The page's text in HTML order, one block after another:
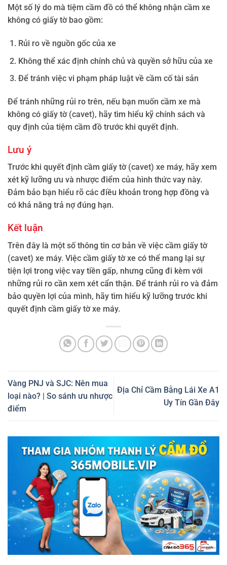
Một số lý do mà tiệm cầm đồ có thể không nhận cầm xe
không có giấy tờ bao gồm:
Rủi ro về nguồn gốc của xe
Không thể xác định chính chủ và quyền sở hữu của xe
Để tránh việc vi phạm pháp luật về cầm cố tài sản
Để tránh những rủi ro trên, nếu bạn muốn cầm xe mà
không có giấy tờ (cavet), hãy tìm hiểu kỹ chính sách và
quy định của tiệm cầm đồ trước khi quyết định.
Lưu ý
Trước khi quyết định cầm giấy tờ (cavet) xe máy, hãy xem
xét kỹ lưỡng ưu và nhược điểm của hình thức vay này.
Đảm bảo bạn hiểu rõ các điều khoản trong hợp đồng và
có khả năng trả nợ đúng hạn.
Kết luận
Trên đây là một số thông tin cơ bản về việc cầm giấy tờ
(cavet) xe máy. Việc cầm giấy tờ xe có thể mang lại sự
tiện lợi trong việc vay tiền gấp, nhưng cũng đi kèm với
những rủi ro cần xem xét cẩn thận. Để tránh rủi ro và đảm
bảo quyền lợi của mình, hãy tìm hiểu kỹ lưỡng trước khi
quyết định cầm giấy tờ xe máy.
Vàng PNJ và SJC: Nên mua
loại nào? | So sánh ưu nhược
điểm
Địa Chỉ Cầm Bằng Lái Xe A1
Uy Tín Gần Đây